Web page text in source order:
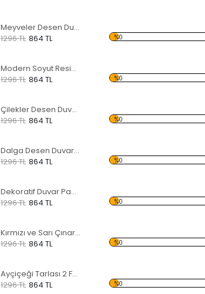
Meyveler Desen Duvar Panosu
1296 TL 864 TL %0
Modern Soyut Resim 31 Forex Tablo
1296 TL 864 TL %0
Çilekler Desen Duvar Panosu
1296 TL 864 TL %0
Dalga Desen Duvar Panosu
1296 TL 864 TL %0
Dekoratif Duvar Panosu
1296 TL 864 TL %0
Kırmızı ve Sarı Çınar Yaprağı Forex Tablo
1296 TL 864 TL %0
Ayçiçeği Tarlası 2 Forex Tablo
1296 TL 864 TL %0